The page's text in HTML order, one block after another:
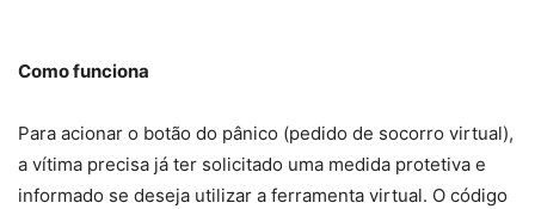
Como funciona
Para acionar o botão do pânico (pedido de socorro virtual),
a vítima precisa já ter solicitado uma medida protetiva e
informado se deseja utilizar a ferramenta virtual. O código